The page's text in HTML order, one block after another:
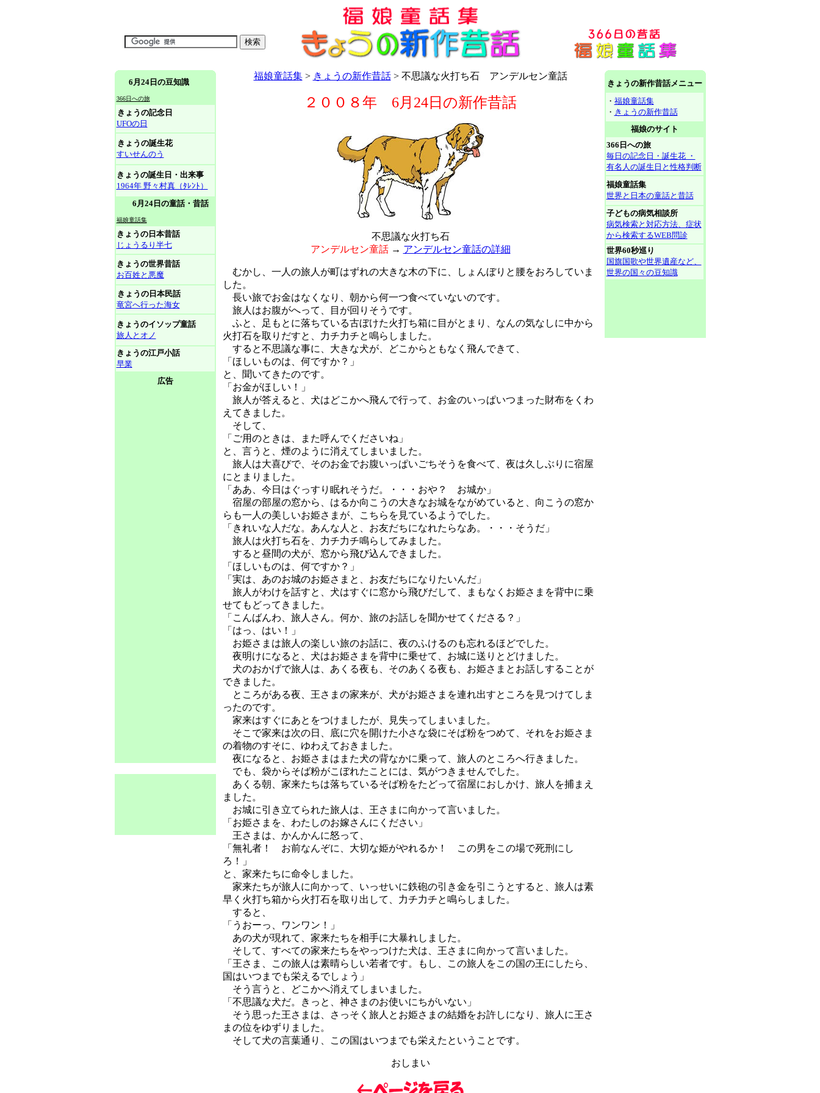
6月24日の豆知識
366日への旅
きょうの記念日
UFOの日
きょうの誕生花
すいせんのう
きょうの誕生日・出来事
1964年 野々村真（ﾀﾚﾝﾄ）
6月24日の童話・昔話
福娘童話集
きょうの日本昔話
じょうるり半七
きょうの世界昔話
お百姓と悪魔
きょうの日本民話
竜宮へ行った海女
きょうのイソップ童話
旅人とオノ
きょうの江戸小話
早業
広告
福娘童話集> きょうの新作昔話> 不思議な火打ち石 アンデルセン童話
２００８年 6月24日の新作昔話
不思議な火打ち石
アンデルセン童話→ アンデルセン童話の詳細
むかし、一人の旅人が町はずれの大きな木の下に、しょんぼりと腰をおろしていま
した。
長い旅でお金はなくなり、朝から何一つ食べていないのです。
旅人はお腹がへって、目が回りそうです。
ふと、足もとに落ちている古ぼけた火打ち箱に目がとまり、なんの気なしに中から
火打石を取りだすと、力チ力チと鳴らしました。
すると不思議な事に、大きな犬が、どこからともなく飛んできて、
「ほしいものは、何ですか？」
と、聞いてきたのです。
「お金がほしい！」
旅人が答えると、犬はどこかへ飛んで行って、お金のいっぱいつまった財布をくわ
えてきました。
そして、
「ご用のときは、また呼んでくださいね」
と、言うと、煙のように消えてしまいました。
旅人は大喜びで、そのお金でお腹いっぱいごちそうを食べて、夜は久しぶりに宿屋
にとまりました。
「ああ、今日はぐっすり眠れそうだ。・・・おや？ お城か」
宿屋の部屋の窓から、はるか向こうの大きなお城をながめていると、向こうの窓か
らも一人の美しいお姫さまが、こちらを見ているようでした。
「きれいな人だな。あんな人と、お友だちになれたらなあ。・・・そうだ」
旅人は火打ち石を、力チ力チ鳴らしてみました。
すると昼間の犬が、窓から飛び込んできました。
「ほしいものは、何ですか？」
「実は、あのお城のお姫さまと、お友だちになりたいんだ」
旅人がわけを話すと、犬はすぐに窓から飛びだして、まもなくお姫さまを背中に乗
せてもどってきました。
「こんばんわ、旅人さん。何か、旅のお話しを聞かせてくださる？」
「はっ、はい！」
お姫さまは旅人の楽しい旅のお話に、夜のふけるのも忘れるほどでした。
夜明けになると、犬はお姫さまを背中に乗せて、お城に送りとどけました。
犬のおかげで旅人は、あくる夜も、そのあくる夜も、お姫さまとお話しすることが
できました。
ところがある夜、王さまの家来が、犬がお姫さまを連れ出すところを見つけてしま
ったのです。
家来はすぐにあとをつけましたが、見失ってしまいました。
そこで家来は次の日、底に穴を開けた小さな袋にそば粉をつめて、それをお姫さま
の着物のすそに、ゆわえておきました。
夜になると、お姫さまはまた犬の背なかに乗って、旅人のところへ行きました。
でも、袋からそば粉がこぼれたことには、気がつきませんでした。
あくる朝、家来たちは落ちているそば粉をたどって宿屋におしかけ、旅人を捕まえ
ました。
お城に引き立てられた旅人は、王さまに向かって言いました。
「お姫さまを、わたしのお嫁さんにください」
王さまは、かんかんに怒って、
「無礼者！ お前なんぞに、大切な姫がやれるか！ この男をこの場で死刑にし
ろ！」
と、家来たちに命令しました。
家来たちが旅人に向かって、いっせいに鉄砲の引き金を引こうとすると、旅人は素
早く火打ち箱から火打石を取り出して、力チ力チと鳴らしました。
すると、
「うおーっ、ワンワン！」
あの犬が現れて、家来たちを相手に大暴れしました。
そして、すべての家来たちをやっつけた犬は、王さまに向かって言いました。
「王さま、この旅人は素晴らしい若者です。もし、この旅人をこの国の王にしたら、
国はいつまでも栄えるでしょう」
そう言うと、どこかへ消えてしまいました。
「不思議な犬だ。きっと、神さまのお使いにちがいない」
そう思った王さまは、さっそく旅人とお姫さまの結婚をお許しになり、旅人に王さ
まの位をゆずりました。
そして犬の言葉通り、この国はいつまでも栄えたということです。
おしまい
きょうの新作昔話メニュー
・ 福娘童話集
・ きょうの新作昔話
福娘のサイト
366日への旅
毎日の記念日・誕生花 ・
有名人の誕生日と性格判断
福娘童話集
世界と日本の童話と昔話
子どもの病気相談所
病気検索と対応方法、症状
から検索するWEB問診
世界60秒巡り
国旗国歌や世界遺産など、
世界の国々の豆知識